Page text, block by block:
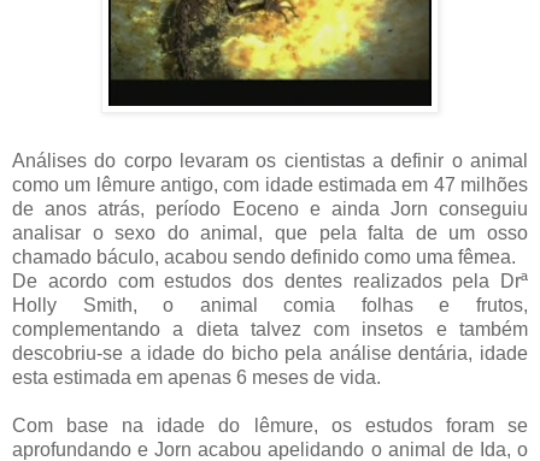
Análises do corpo levaram os cientistas a definir o animal
como um lêmure antigo, com idade estimada em 47 milhões
de anos atrás, período Eoceno e ainda Jorn conseguiu
analisar o sexo do animal, que pela falta de um osso
chamado báculo, acabou sendo definido como uma fêmea.
De acordo com estudos dos dentes realizados pela Drª
Holly Smith, o animal comia folhas e frutos,
complementando a dieta talvez com insetos e também
descobriu-se a idade do bicho pela análise dentária, idade
esta estimada em apenas 6 meses de vida.
Com base na idade do lêmure, os estudos foram se
aprofundando e Jorn acabou apelidando o animal de Ida, o